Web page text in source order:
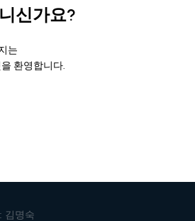
신가요?
는
환영합니다.
김명숙